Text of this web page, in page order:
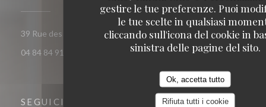
gestire le tue preferenze. Puoi
le tue scelte in qualsiasi
cliccando sull'icona del cookie in
sinistra delle pagine del sito.
Ok, accetta tutto
Rifiuta tutti i cookie
39 Rue des Arènes 13200 Arles((apre una nuova finestra))
04 84 84 91 70
SEGUICI